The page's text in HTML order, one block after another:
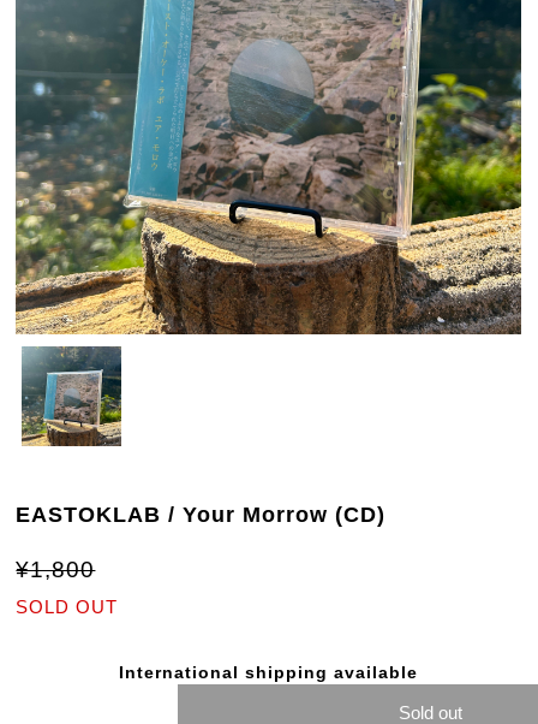
EASTOKLAB / Your Morrow (CD)
¥1,800
SOLD OUT
International shipping available
Sold out